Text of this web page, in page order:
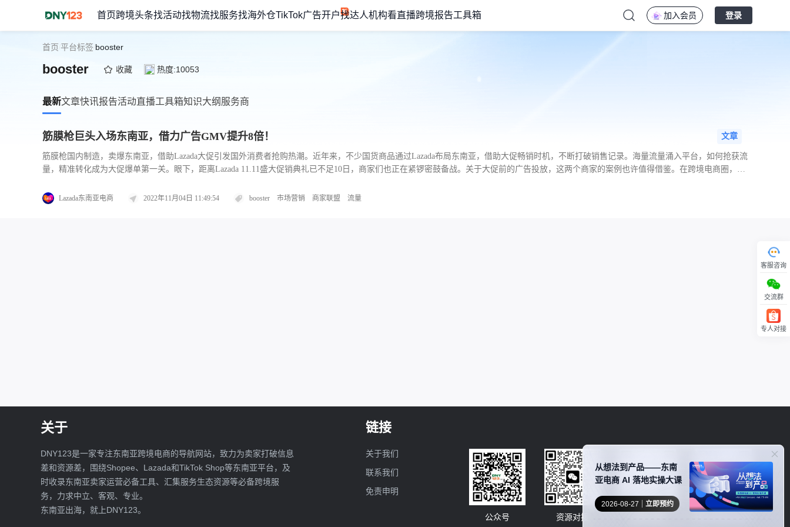
首页跨境头条找活动找物流找服务找海外仓TikTok广告开户找达人机构看直播跨境报告工具箱 加入会员 登录
从想法到产品——东南
亚电商 AI 落地实操大课
2026-08-27 立即预约
首页 平台标签 booster
booster 收藏 热度:10053
最新文章快讯报告活动直播工具箱知识大纲 服务商
筋膜枪巨头入场东南亚，借力广告GMV提升8倍！ 文章
筋膜枪国内制造，卖爆东南亚，借助Lazada大促引发国外消费者抢购热潮。近年来，不少国货商品通过Lazada布局东南亚，借助大促畅销时机，不断打破销售记录。海量流量涌入平台，如何抢获流
量，精准转化成为大促爆单第一关。眼下，距离Lazada 11.11盛大促销典礼已不足10日，商家们也正在紧锣密鼓备战。关于大促前的广告投放，这两个商家的案例也许值得借鉴。在跨境电商圈，菠
Lazada东南亚电商 2022年11月04日 11:49:54 booster 市场营销 商家联盟 流量
关于
DNY123是一家专注东南亚跨境电商的导航网站，致力为卖家打破信息
差和资源差，围绕Shopee、Lazada和TikTok Shop等东南亚平台，及
时收录东南亚卖家运营必备工具、汇集服务生态资源等必备跨境服
务，力求中立、客观、专业。
东南亚出海，就上DNY123。
链接
关于我们
联系我们
免责申明
公众号 资源对接
客服咨询
交流群
专人对接